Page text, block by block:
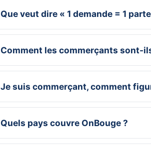
Que veut dire « 1 demande = 1
Comment les commerçants sont-
Je suis commerçant, comment
Quels pays couvre OnBouge ?